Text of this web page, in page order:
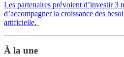
Les partenaires prévoient d’investir 3
d’accompagner la croissance des
artificielle.
À la une